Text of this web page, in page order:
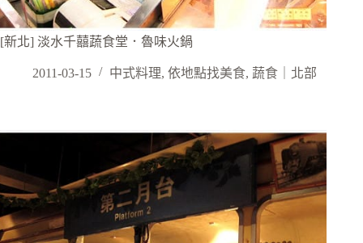
[新北] 淡水千囍蔬食堂．魯味火鍋
2011-03-15 中式料理, 依地點找美食, 蔬食｜北部